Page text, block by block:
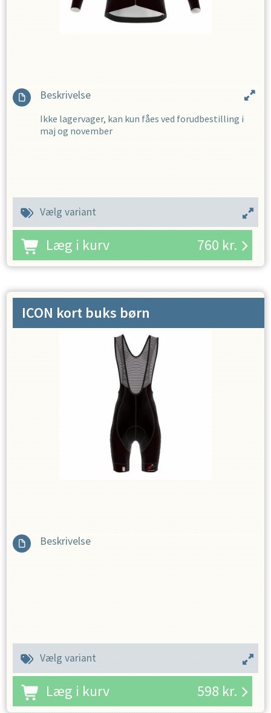
Beskrivelse
Ikke lagervager, kan kun fåes ved forudbestilling i
maj og november
Læg i kurv 760 kr.
Vælg variant
ICON kort buks børn
Beskrivelse
Læg i kurv 598 kr.
Vælg variant